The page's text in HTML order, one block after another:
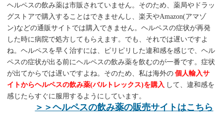
ヘルペスの飲み薬は市販されていません。そのため、薬局やドラッ
グストアで購入することはできませんし、楽天やAmazon(アマゾ
ン)などの通販サイトでは購入できません。ヘルペスの症状が再発
した時に病院で処方してもらえます。でも、それでは遅いですよ
ね。ヘルペスを早く治すには、ピリピリした違和感を感じで、ヘル
ペスの症状が出る前にヘルペスの飲み薬を飲むのが一番です。症状
が出てからでは遅いですよね。そのため、私は海外の個人輸入サ
イトからヘルペスの飲み薬(バルトレックス)を購入 して、違和感を
感じたらすぐに服用するようにしています。
＞＞ヘルペスの飲み薬の販売サイトはこちら